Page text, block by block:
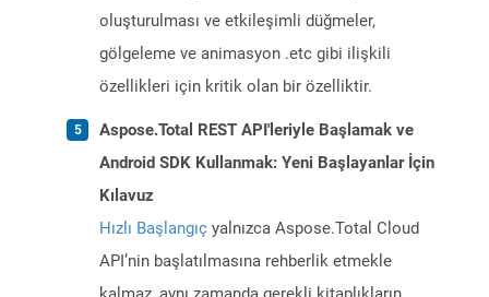
oluşturulması ve etkileşimli düğmeler,
gölgeleme ve animasyon .etc gibi ilişkili
özellikleri için kritik olan bir özelliktir.
Aspose.Total REST API'leriyle Başlamak ve
Android SDK Kullanmak: Yeni Başlayanlar İçin
Kılavuz
Hızlı Başlangıç yalnızca Aspose.Total Cloud
API’nin başlatılmasına rehberlik etmekle